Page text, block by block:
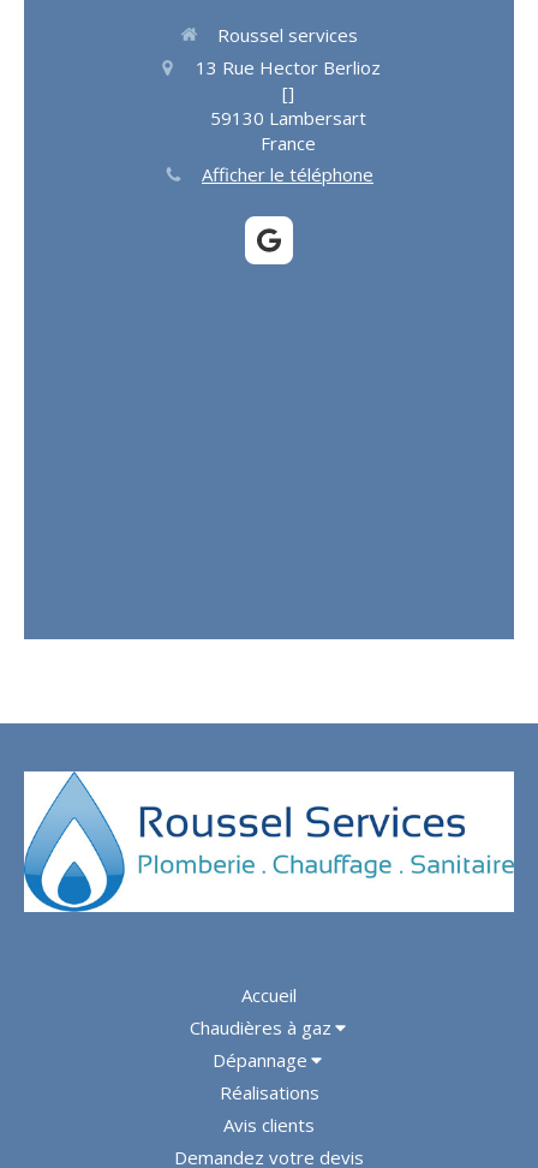
Roussel services
13 Rue Hector Berlioz
[]
59130 Lambersart
France
Afficher le téléphone
Accueil
Chaudières à gaz
Dépannage
Réalisations
Avis clients
Demandez votre devis